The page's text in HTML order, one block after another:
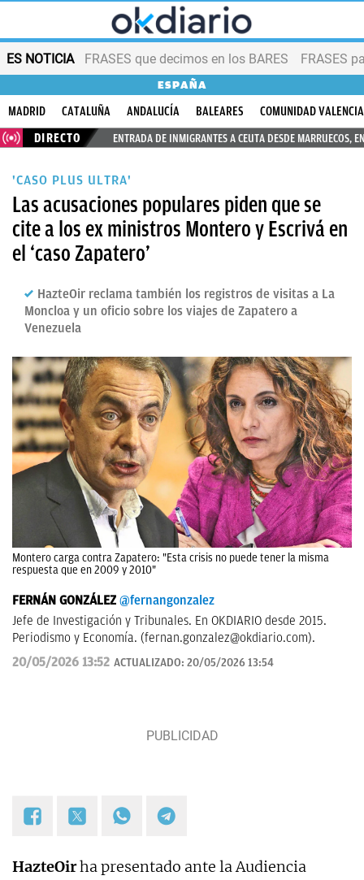
ES NOTICIA FRASES que decimos en los BARES FRASES
ESPAÑA
MADRID CATALUÑA ANDALUCÍA BALEARES
COMUNIDAD
DIRECTO
ENTRADA DE INMIGRANTES A CEUTA DESDE MARRUECOS,
'CASO PLUS ULTRA'
Las acusaciones populares piden que se
cite a los ex ministros Montero y Escrivá en
el ‘caso Zapatero’
HazteOir reclama también los registros de visitas a La
Moncloa y un oficio sobre los viajes de Zapatero a
Venezuela
Montero carga contra Zapatero: "Esta crisis no puede tener la misma
respuesta que en 2009 y 2010"
FERNÁN GONZÁLEZ @fernangonzalez
Jefe de Investigación y Tribunales. En OKDIARIO desde 2015.
Periodismo y Economía. (fernan.gonzalez@okdiario.com).
20/05/2026 13:52 ACTUALIZADO: 20/05/2026 13:54
HazteOirha presentado ante la Audiencia